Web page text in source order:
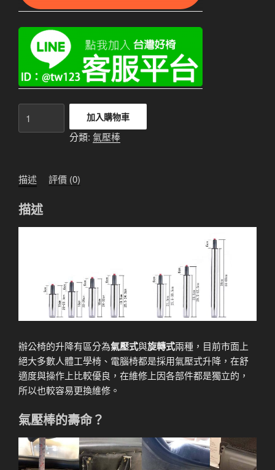
【銀
數
量
加入購物車
分類: 氣壓棒
描述 評價 (0)
描述
辦公椅的升降有區分為氣壓式與旋轉式兩種，目前市面上
絕大多數人體工學椅、電腦椅都是採用氣壓式升降，在舒
適度與操作上比較優良，在維修上因各部件都是獨立的，
所以也較容易更換維修。
氣壓棒的壽命？